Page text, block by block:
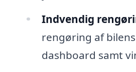
Indvendig
rengøring af
dashboard samt